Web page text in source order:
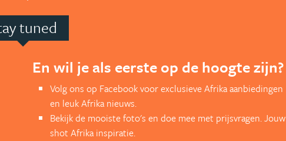
tuned
En wil je als eerste op de hoogte zijn?
Volg ons op Facebook voor exclusieve Afrika aanbiedingen
en leuk Afrika nieuws.
Bekijk de mooiste foto's en doe mee met prijsvragen. Jouw
shot Afrika inspiratie.